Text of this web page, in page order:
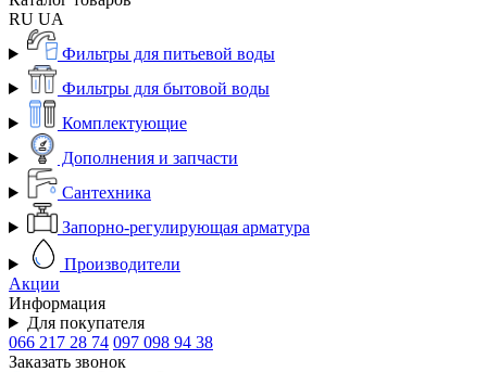
RU UA
Фильтры для питьевой воды
Фильтры для бытовой воды
Комплектующие
Дополнения и запчасти
Сантехника
Запорно-регулирующая арматура
Производители
Акции
Информация
Для покупателя
066 217 28 74 097 098 94 38
Заказать звонок